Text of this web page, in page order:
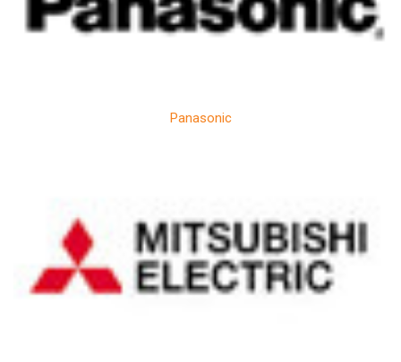
Panasonic